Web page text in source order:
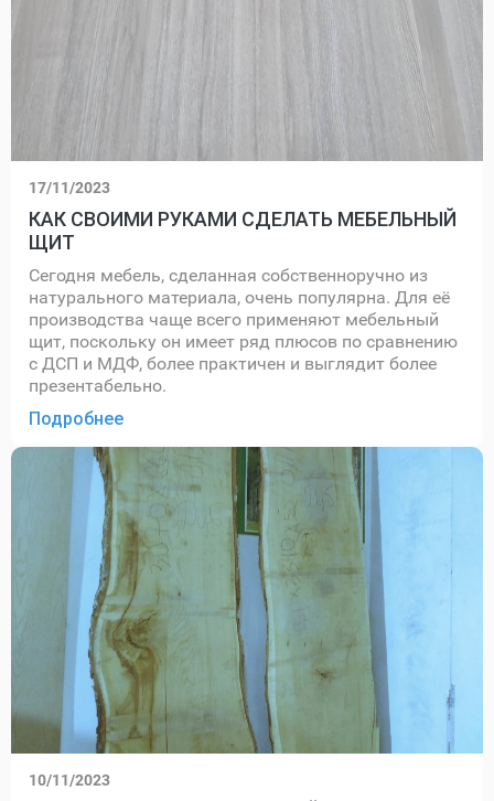
17/11/2023
КАК СВОИМИ РУКАМИ СДЕЛАТЬ МЕБЕЛЬНЫЙ
ЩИТ
Сегодня мебель, сделанная собственноручно из
натурального материала, очень популярна. Для её
производства чаще всего применяют мебельный
щит, поскольку он имеет ряд плюсов по сравнению
с ДСП и МДФ, более практичен и выглядит более
презентабельно.
Подробнее
10/11/2023